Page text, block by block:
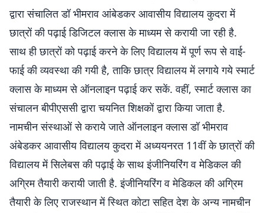
द्वारा संचालित डॉ भीमराव आंबेडकर आवासीय विद्यालय कुदरा में
छात्रों की पढ़ाई डिजिटल क्लास के माध्यम से करायी जा रही है.
साथ ही छात्रों को पढ़ाई करने के लिए विद्यालय में पूर्ण रूप से वाई-
फाई की व्यवस्था की गयी है, ताकि छात्र विद्यालय में लगाये गये स्मार्ट
क्लास के माध्यम से ऑनलाइन पढ़ाई कर सकें. वहीं, स्मार्ट क्लास का
संचालन बीपीएससी द्वारा चयनित शिक्षकों द्वारा किया जाता है.
नामचीन संस्थाओं से कराये जाते ऑनलाइन क्लास डॉ भीमराव
अंबेडकर आवासीय विद्यालय कुदरा में अध्ययनरत 11वीं के छात्रों की
विद्यालय में सिलेबस की पढ़ाई के साथ इंजीनियरिंग व मेडिकल की
अग्रिम तैयारी करायी जाती है. इंजीनियरिंग व मेडिकल की अग्रिम
तैयारी के लिए राजस्थान में स्थित कोटा सहित देश के अन्य नामचीन